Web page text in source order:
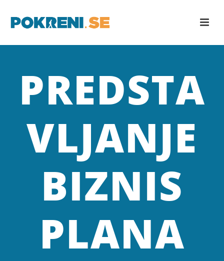
PREDSTA
VLJANJE
BIZNIS
PLANA